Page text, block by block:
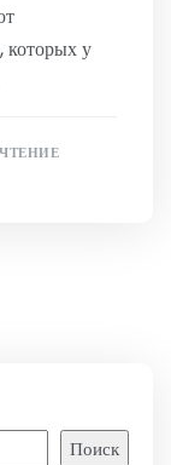
которых у
Поиск